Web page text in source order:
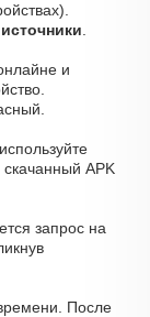
и
APK
запрос на
После